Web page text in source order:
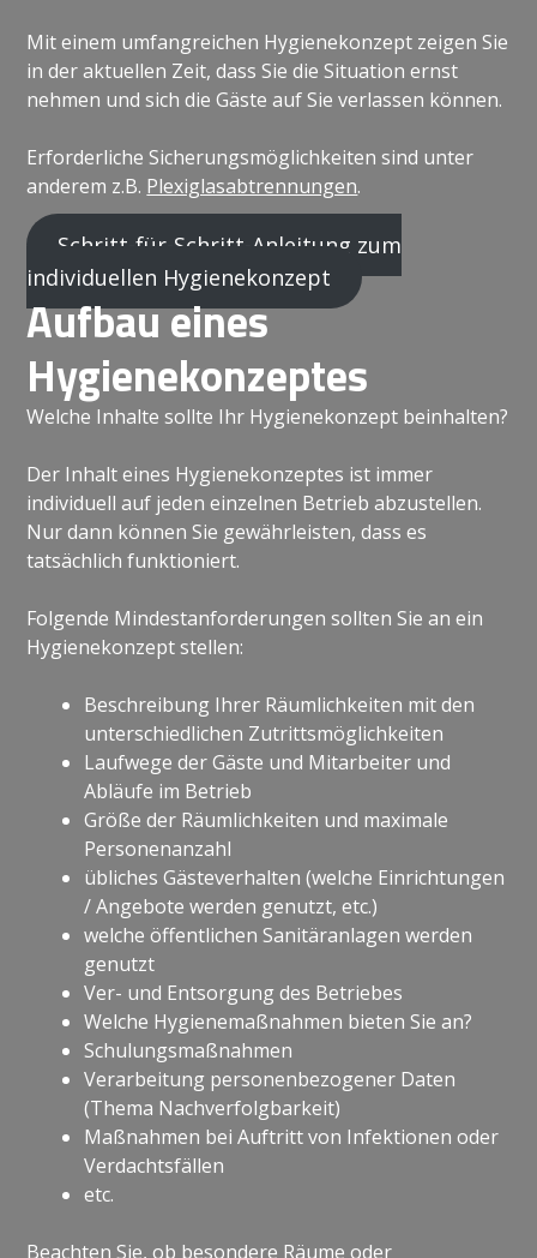
Mit einem umfangreichen Hygienekonzept zeigen Sie
in der aktuellen Zeit, dass Sie die Situation ernst
nehmen und sich die Gäste auf Sie verlassen können.
Erforderliche Sicherungsmöglichkeiten sind unter
anderem z.B. Plexiglasabtrennungen.
Schritt-für-Schritt-Anleitung zum
individuellen Hygienekonzept
Aufbau eines
Hygienekonzeptes
Welche Inhalte sollte Ihr Hygienekonzept beinhalten?
Der Inhalt eines Hygienekonzeptes ist immer
individuell auf jeden einzelnen Betrieb abzustellen.
Nur dann können Sie gewährleisten, dass es
tatsächlich funktioniert.
Folgende Mindestanforderungen sollten Sie an ein
Hygienekonzept stellen:
Beschreibung Ihrer Räumlichkeiten mit den
unterschiedlichen Zutrittsmöglichkeiten
Laufwege der Gäste und Mitarbeiter und
Abläufe im Betrieb
Größe der Räumlichkeiten und maximale
Personenanzahl
übliches Gästeverhalten (welche Einrichtungen
/ Angebote werden genutzt, etc.)
welche öffentlichen Sanitäranlagen werden
genutzt
Ver- und Entsorgung des Betriebes
Welche Hygienemaßnahmen bieten Sie an?
Schulungsmaßnahmen
Verarbeitung personenbezogener Daten
(Thema Nachverfolgbarkeit)
Maßnahmen bei Auftritt von Infektionen oder
Verdachtsfällen
etc.
Beachten Sie, ob besondere Räume oder